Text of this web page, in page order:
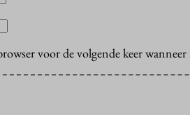
voor de volgende keer wanneer